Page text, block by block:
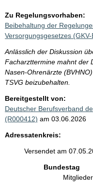
Zu Regelungsvorhaben:
Beibehaltung der
Versorgungsgesetzes (GKV-
Anlässlich der Diskussion
Facharzttermine mahnt der
Nasen-Ohrenärzte
TSVG beizubehalten.
Bereitgestellt von:
Deutscher Berufsverband
(R000412) am 03.06.2026
Adressatenkreis:
Versendet am
Bundestag